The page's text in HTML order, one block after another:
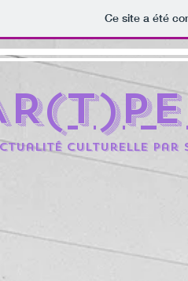
Ce site a été
culturelle par